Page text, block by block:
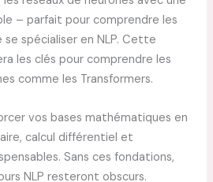
– parfait pour comprendre les
spécialiser en NLP. Cette
les clés pour comprendre les
comme les Transformers.
vos bases mathématiques en
calcul différentiel et
Sans ces fondations,
NLP resteront obscurs.